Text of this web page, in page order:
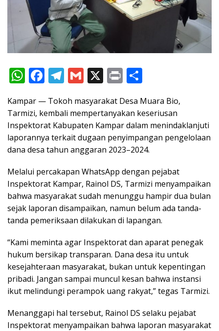
W
h
at
s
A
p
p
F
ac
e
b
o
o
k
T
el
e
gr
a
m
G
m
ai
l
X Pr
in
t ar
e
Kampar — Tokoh masyarakat Desa Muara Bio,
Tarmizi, kembali mempertanyakan keseriusan
Inspektorat Kabupaten Kampar dalam menindaklanjuti
laporannya terkait dugaan penyimpangan pengelolaan
dana desa tahun anggaran 2023–2024.
Melalui percakapan WhatsApp dengan pejabat
Inspektorat Kampar, Rainol DS, Tarmizi menyampaikan
bahwa masyarakat sudah menunggu hampir dua bulan
sejak laporan disampaikan, namun belum ada tanda-
tanda pemeriksaan dilakukan di lapangan.
“Kami meminta agar Inspektorat dan aparat penegak
hukum bersikap transparan. Dana desa itu untuk
kesejahteraan masyarakat, bukan untuk kepentingan
pribadi. Jangan sampai muncul kesan bahwa instansi
ikut melindungi perampok uang rakyat,” tegas Tarmizi.
Menanggapi hal tersebut, Rainol DS selaku pejabat
Inspektorat menyampaikan bahwa laporan masyarakat